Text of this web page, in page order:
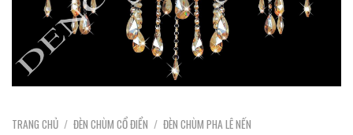
TRANG CHỦ / ĐÈN CHÙM CỔ ĐIỂN / ĐÈN CHÙM PHA LÊ NẾN